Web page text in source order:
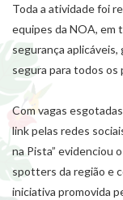
Toda a atividade foi
equipes da NOA, em
segurança
segura para todos
Com vagas
link pelas redes
na Pista” evidenciou
spotters da região e
iniciativa promovida